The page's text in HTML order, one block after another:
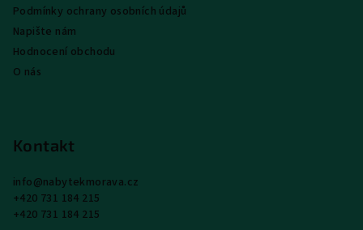
Podmínky ochrany osobních údajů
Napište nám
Hodnocení obchodu
O nás
Kontakt
info@nabytekmorava.cz
+420 731 184 215
+420 731 184 215